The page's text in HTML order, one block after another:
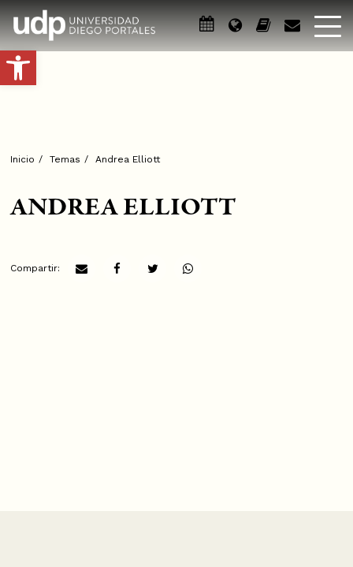
Abrir barra de herramientas
Inicio / Temas / Andrea Elliott
ANDREA ELLIOTT
Compartir: